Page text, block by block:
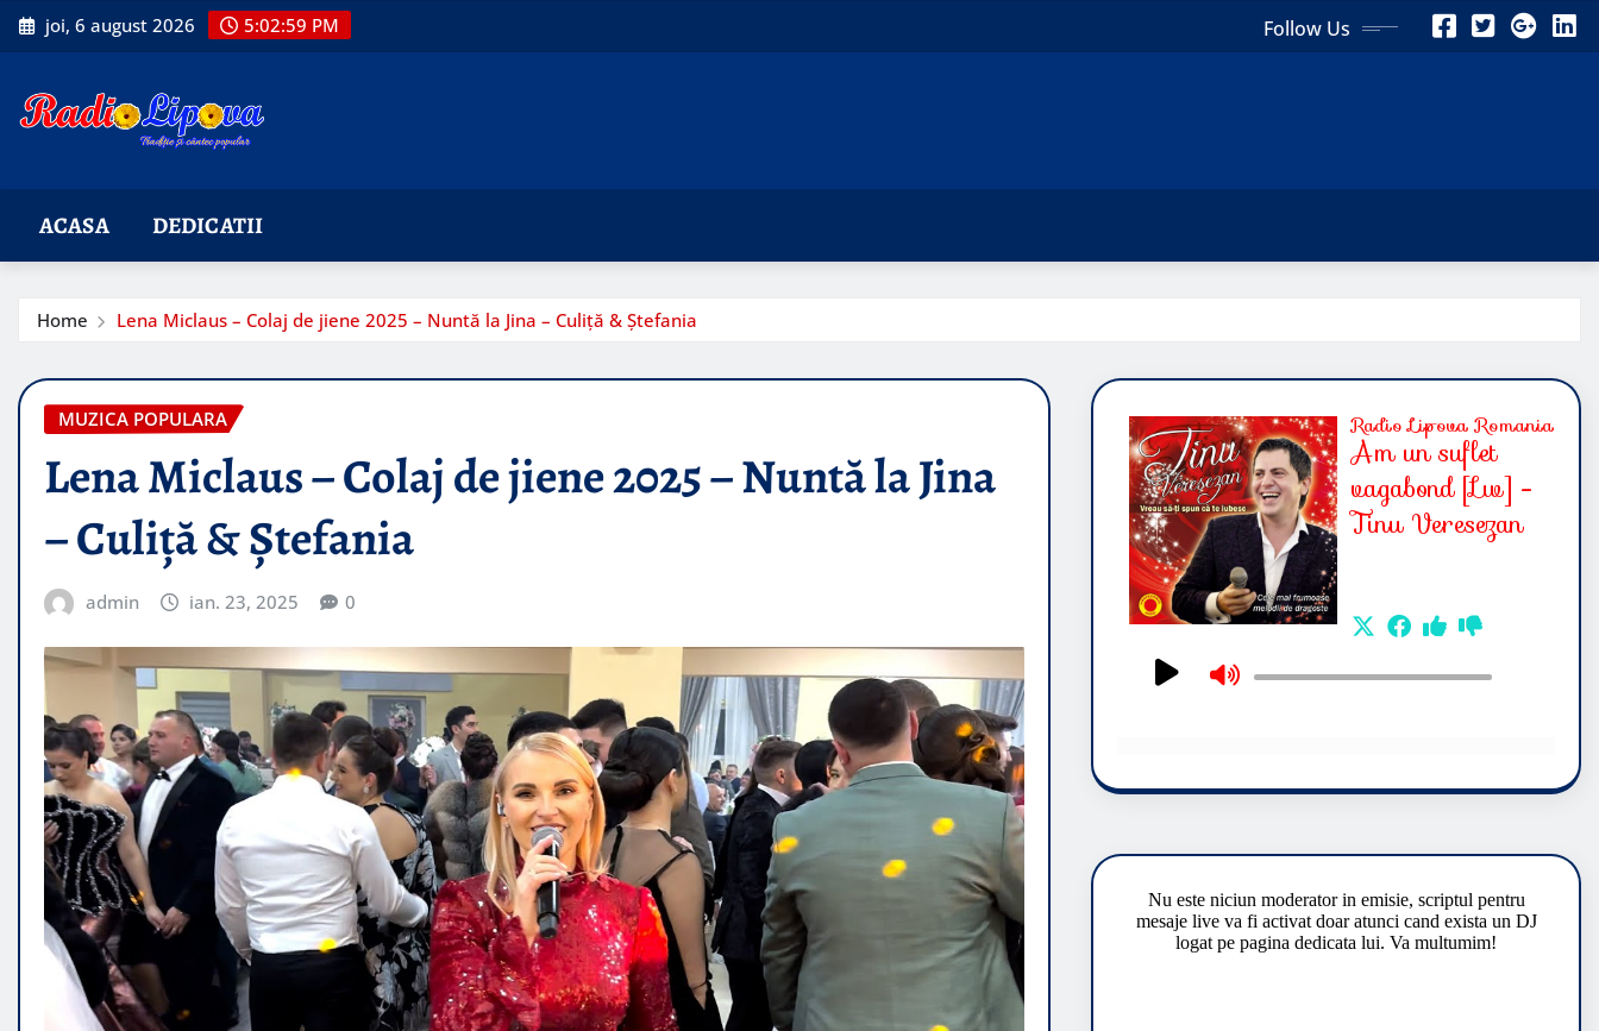
Skip
to
joi, 6 august 2026 5:03:00 PM Follow Us
ACASA DEDICATII
Home Lena Miclaus – Colaj de jiene 2025 – Nuntă la Jina – Culiță & Ștefania
MUZICA POPULARA
Lena Miclaus – Colaj de jiene 2025 – Nuntă la Jina
– Culiță & Ștefania
admin ian. 23, 2025 0